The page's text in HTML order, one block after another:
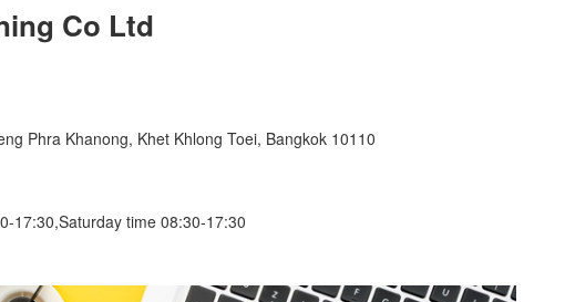
Co Ltd
Phra Khanong, Khet Khlong Toei, Bangkok 10110
17:30,Saturday time 08:30-17:30